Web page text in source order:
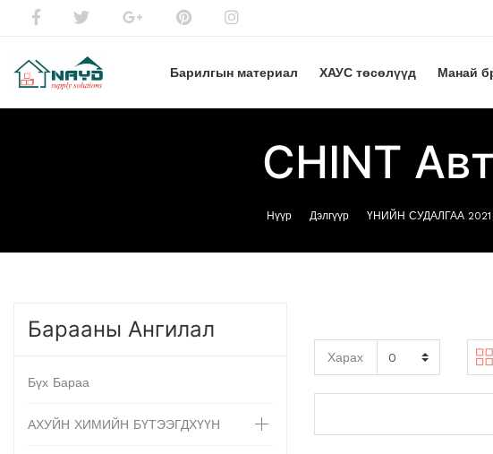
Барилгын материал ХАУС төсөлүүд Манай
CHINT
Нүүр Дэлгүүр ҮНИЙН СУДАЛГАА 2021
Барааны Ангилал
Бүх Бараа
АХУЙН ХИМИЙН БҮТЭЭГДХҮҮН
Харах